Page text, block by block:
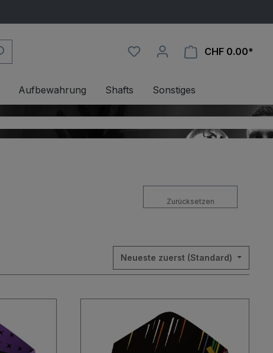
CHF 0.00*
Aufbewahrung Shafts Sonstiges
Zurücksetzen
Neueste zuerst (Standard)